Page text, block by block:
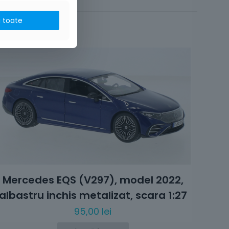
5 din 5 stele
Mercedes EQS (V297), model 2022,
albastru inchis metalizat, scara 1:27
95,00 lei
toate